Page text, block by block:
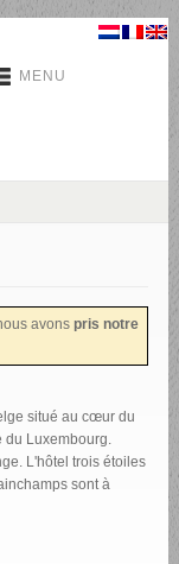
MENU
avons pris notre
situé au cœur du
du Luxembourg.
L'hôtel trois étoiles
sont à